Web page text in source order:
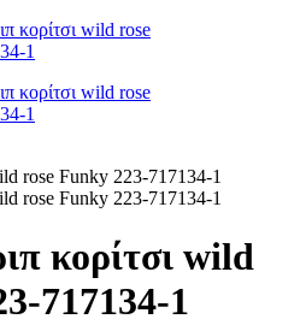
κορίτσι wild
717134-1